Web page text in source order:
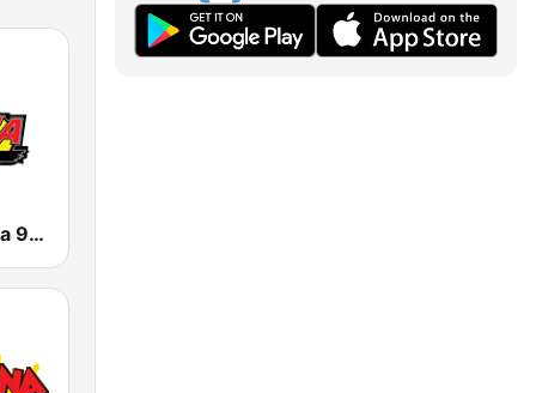
KNOR La Raza 93.7 (US Only)